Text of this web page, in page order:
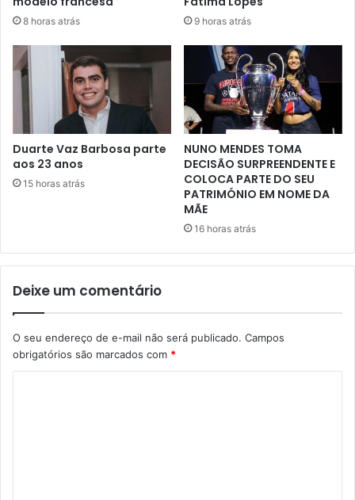
8 horas atrás 9 horas atrás
Duarte Vaz Barbosa parte
aos 23 anos
15 horas atrás
NUNO MENDES TOMA
DECISÃO SURPREENDENTE E
COLOCA PARTE DO SEU
PATRIMÓNIO EM NOME DA
MÃE
16 horas atrás
Deixe um comentário
O seu endereço de e-mail não será publicado. Campos
obrigatórios são marcados com *